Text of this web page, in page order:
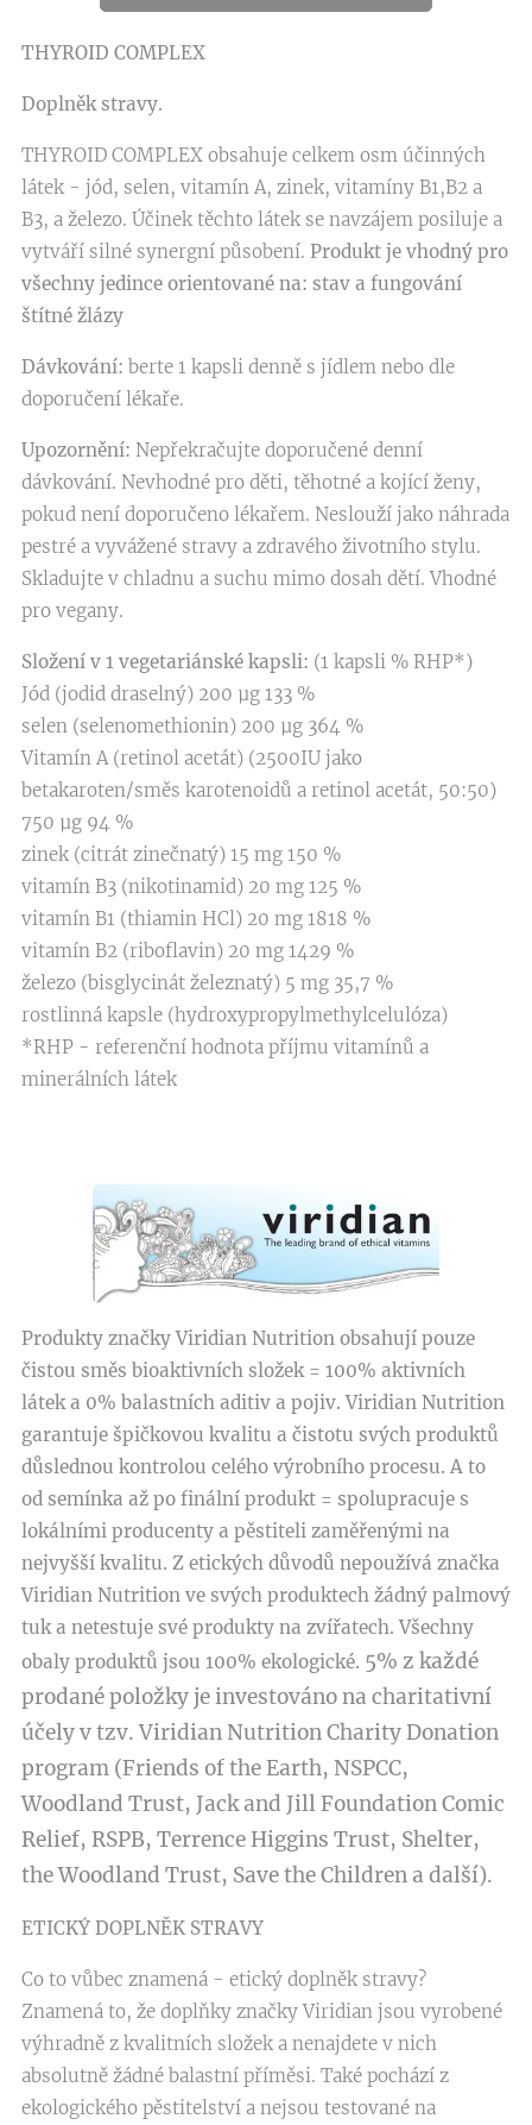
THYROID COMPLEX
Doplněk stravy.
THYROID COMPLEX obsahuje celkem osm účinných
látek - jód, selen, vitamín A, zinek, vitamíny B1,B2 a
B3, a železo. Účinek těchto látek se navzájem posiluje a
vytváří silné synergní působení. Produkt je vhodný pro
všechny jedince orientované na: stav a fungování
štítné žlázy
Dávkování: berte 1 kapsli denně s jídlem nebo dle
doporučení lékaře.
Upozornění: Nepřekračujte doporučené denní
dávkování. Nevhodné pro děti, těhotné a kojící ženy,
pokud není doporučeno lékařem. Neslouží jako náhrada
pestré a vyvážené stravy a zdravého životního stylu.
Skladujte v chladnu a suchu mimo dosah dětí. Vhodné
pro vegany.
Složení v 1 vegetariánské kapsli: (1 kapsli % RHP*)
Jód (jodid draselný) 200 µg 133 %
selen (selenomethionin) 200 µg 364 %
Vitamín A (retinol acetát) (2500IU jako
betakaroten/směs karotenoidů a retinol acetát, 50:50)
750 µg 94 %
zinek (citrát zinečnatý) 15 mg 150 %
vitamín B3 (nikotinamid) 20 mg 125 %
vitamín B1 (thiamin HCl) 20 mg 1818 %
vitamín B2 (riboflavin) 20 mg 1429 %
železo (bisglycinát železnatý) 5 mg 35,7 %
rostlinná kapsle (hydroxypropylmethylcelulóza)
*RHP - referenční hodnota příjmu vitamínů a
minerálních látek
Produkty značky Viridian Nutrition obsahují pouze
čistou směs bioaktivních složek = 100% aktivních
látek a 0% balastních aditiv a pojiv. Viridian Nutrition
garantuje špičkovou kvalitu a čistotu svých produktů
důslednou kontrolou celého výrobního procesu. A to
od semínka až po finální produkt = spolupracuje s
lokálními producenty a pěstiteli zaměřenými na
nejvyšší kvalitu. Z etických důvodů nepoužívá značka
Viridian Nutrition ve svých produktech žádný palmový
tuk a netestuje své produkty na zvířatech. Všechny
obaly produktů jsou 100% ekologické. 5% z každé
prodané položky je investováno na charitativní
účely v tzv. Viridian Nutrition Charity Donation
program (Friends of the Earth, NSPCC,
Woodland Trust, Jack and Jill Foundation Comic
Relief, RSPB, Terrence Higgins Trust, Shelter,
the Woodland Trust, Save the Children a další).
ETICKÝ DOPLNĚK STRAVY
Co to vůbec znamená - etický doplněk stravy?
Znamená to, že doplňky značky Viridian jsou vyrobené
výhradně z kvalitních složek a nenajdete v nich
absolutně žádné balastní příměsi. Také pochází z
ekologického pěstitelství a nejsou testované na